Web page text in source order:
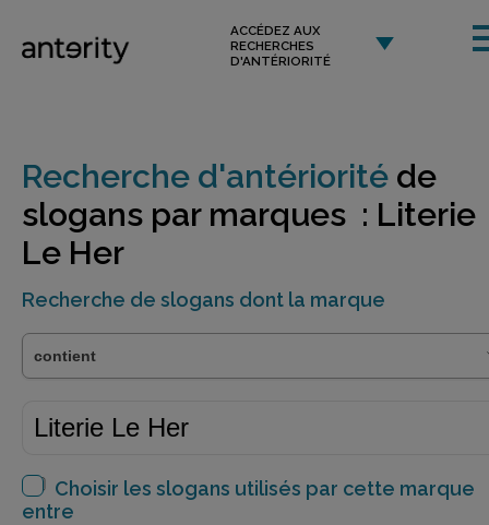
ACCÉDEZ AUX
RECHERCHES
D'ANTÉRIORITÉ
Recherche d'antériorité de
slogans par marques : Literie
Le Her
Recherche de slogans dont la marque
Choisir les slogans utilisés par cette marque
entre